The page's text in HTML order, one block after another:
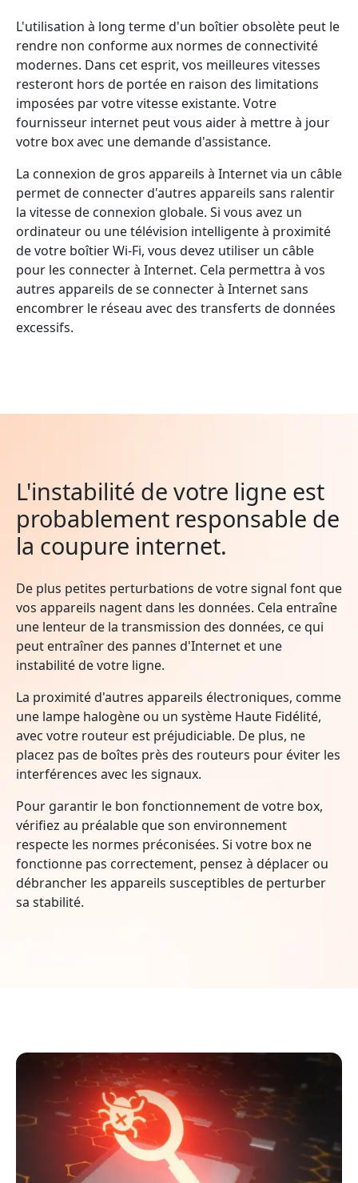
L'utilisation à long terme d'un boîtier obsolète peut le
rendre non conforme aux normes de connectivité
modernes. Dans cet esprit, vos meilleures vitesses
resteront hors de portée en raison des limitations
imposées par votre vitesse existante. Votre
fournisseur internet peut vous aider à mettre à jour
votre box avec une demande d'assistance.
La connexion de gros appareils à Internet via un câble
permet de connecter d'autres appareils sans ralentir
la vitesse de connexion globale. Si vous avez un
ordinateur ou une télévision intelligente à proximité
de votre boîtier Wi-Fi, vous devez utiliser un câble
pour les connecter à Internet. Cela permettra à vos
autres appareils de se connecter à Internet sans
encombrer le réseau avec des transferts de données
excessifs.
L'instabilité de votre ligne est
probablement responsable de
la coupure internet.
De plus petites perturbations de votre signal font que
vos appareils nagent dans les données. Cela entraîne
une lenteur de la transmission des données, ce qui
peut entraîner des pannes d'Internet et une
instabilité de votre ligne.
La proximité d'autres appareils électroniques, comme
une lampe halogène ou un système Haute Fidélité,
avec votre routeur est préjudiciable. De plus, ne
placez pas de boîtes près des routeurs pour éviter les
interférences avec les signaux.
Pour garantir le bon fonctionnement de votre box,
vérifiez au préalable que son environnement
respecte les normes préconisées. Si votre box ne
fonctionne pas correctement, pensez à déplacer ou
débrancher les appareils susceptibles de perturber
sa stabilité.